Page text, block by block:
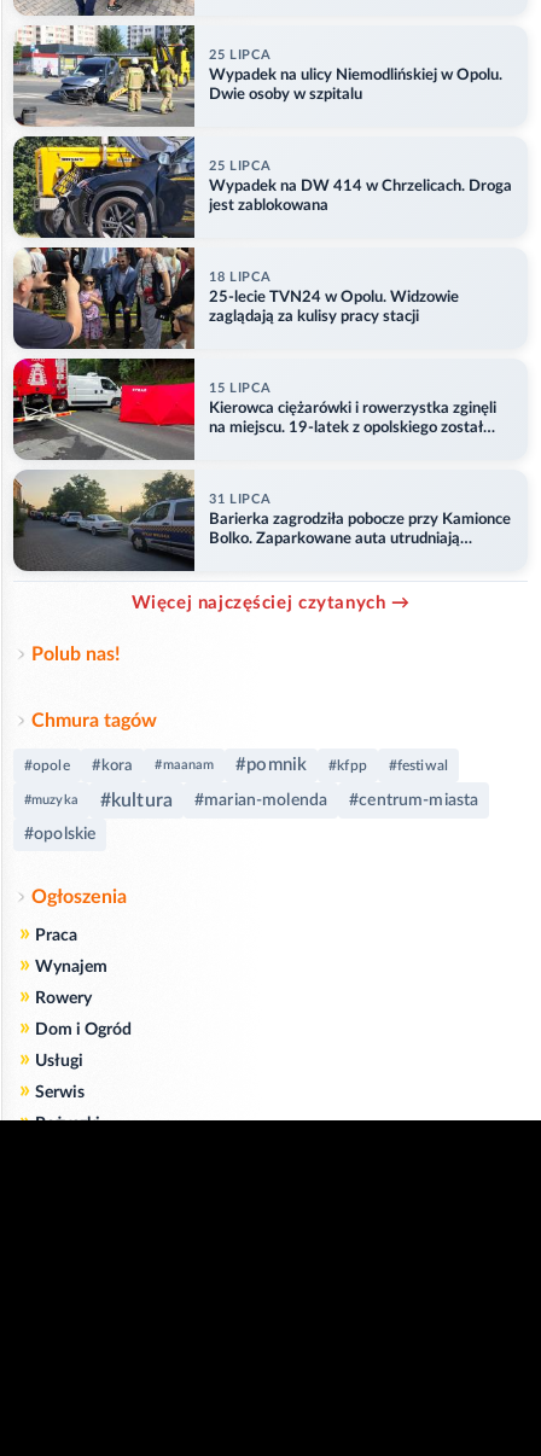
25 LIPCA
Wypadek na ulicy Niemodlińskiej w Opolu.
Dwie osoby w szpitalu
25 LIPCA
Wypadek na DW 414 w Chrzelicach. Droga
jest zablokowana
18 LIPCA
25-lecie TVN24 w Opolu. Widzowie
zaglądają za kulisy pracy stacji
15 LIPCA
Kierowca ciężarówki i rowerzystka zginęli
na miejscu. 19-latek z opolskiego został
31 LIPCA
Barierka zagrodziła pobocze przy Kamionce
Bolko. Zaparkowane auta utrudniają
Więcej najczęściej czytanych →
Polub nas!
Chmura tagów
#opole #kora #maanam #pomnik #kfpp #festiwal
#muzyka #kultura #marian-molenda #centrum-miasta
#opolskie
Ogłoszenia
» Praca
» Wynajem
» Rowery
» Dom i Ogród
» Usługi
» Serwis
» Pożyczki